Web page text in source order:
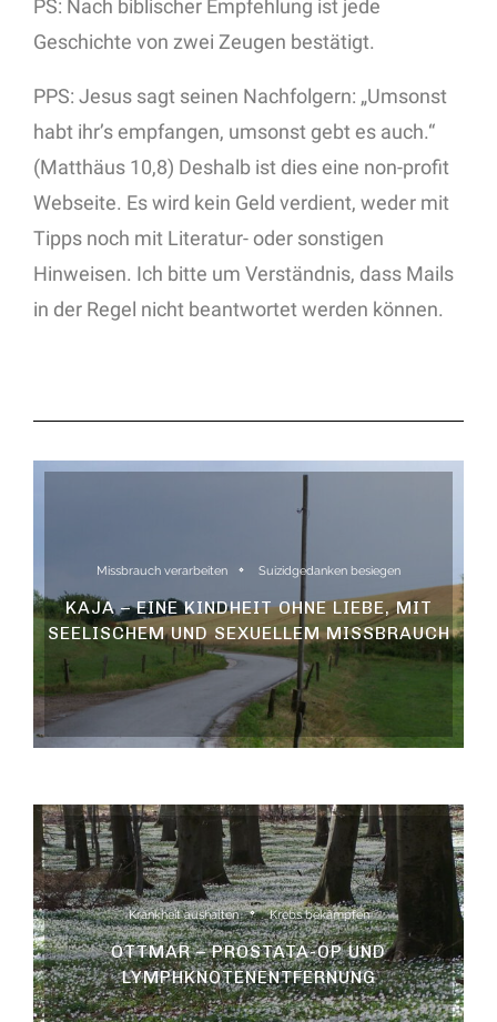
PS: Nach biblischer Empfehlung ist jede
Geschichte von zwei Zeugen bestätigt.
PPS: Jesus sagt seinen Nachfolgern: „Umsonst
habt ihr’s empfangen, umsonst gebt es auch.“
(Matthäus 10,8) Deshalb ist dies eine non-profit
Webseite. Es wird kein Geld verdient, weder mit
Tipps noch mit Literatur- oder sonstigen
Hinweisen. Ich bitte um Verständnis, dass Mails
in der Regel nicht beantwortet werden können.
Missbrauch verarbeiten Suizidgedanken besiegen
KAJA – EINE KINDHEIT OHNE LIEBE, MIT
SEELISCHEM UND SEXUELLEM MISSBRAUCH
Krankheit aushalten Krebs bekämpfen
OTTMAR – PROSTATA-OP UND
LYMPHKNOTENENTFERNUNG